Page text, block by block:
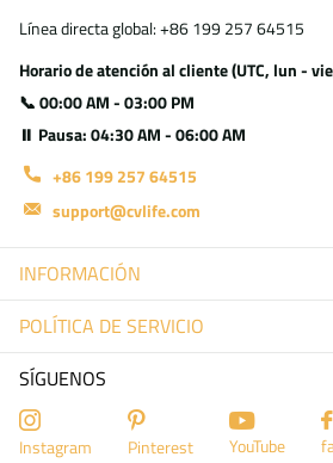
Línea directa global: +86 199 257 64515
Horario de atención al cliente (UTC, lun -
📞 00:00 AM - 03:00 PM
⏸ Pausa: 04:30 AM - 06:00 AM
+86 199 257 64515
support@cvlife.com
INFORMACIÓN
POLÍTICA DE SERVICIO
SÍGUENOS
Instagram Pinterest YouTube